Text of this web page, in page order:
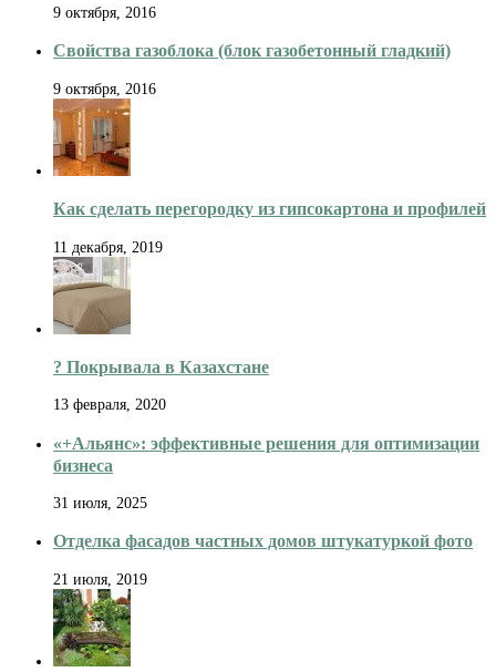
9 октября, 2016
Свойства газоблока (блок газобетонный гладкий)
9 октября, 2016
Как сделать перегородку из гипсокартона и профилей
11 декабря, 2019
? Покрывала в Казахстане
13 февраля, 2020
«+Альянс»: эффективные решения для оптимизации
бизнеса
31 июля, 2025
Отделка фасадов частных домов штукатуркой фото
21 июля, 2019